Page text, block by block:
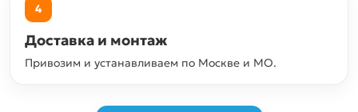
4
Доставка и монтаж
Привозим и устанавливаем по Москве и МО.